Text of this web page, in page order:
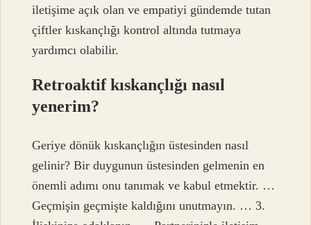
iletişime açık olan ve empatiyi gündemde tutan
çiftler kıskançlığı kontrol altında tutmaya
yardımcı olabilir.
Retroaktif kıskançlığı nasıl
yenerim?
Geriye dönük kıskançlığın üstesinden nasıl
gelinir? Bir duygunun üstesinden gelmenin en
önemli adımı onu tanımak ve kabul etmektir. …
Geçmişin geçmişte kaldığını unutmayın. … 3.